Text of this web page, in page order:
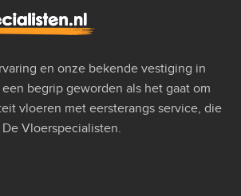
en onze bekende vestiging in
begrip geworden als het gaat om
vloeren met eersterangs service, die
Vloerspecialisten.